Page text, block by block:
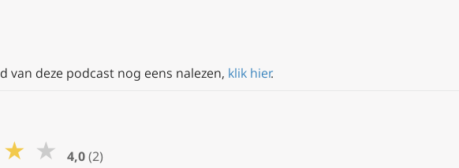
van deze podcast nog eens nalezen, klik hier.
★ ★ 4,0 (2)